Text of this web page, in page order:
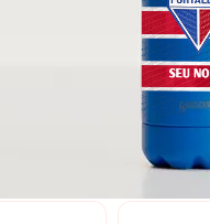
Seu
que viram